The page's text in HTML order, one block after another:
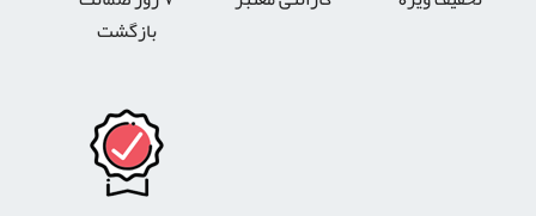
بازگشت